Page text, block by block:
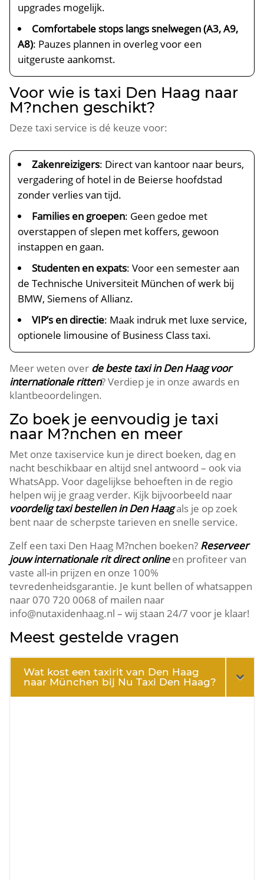
upgrades mogelijk.
Comfortabele stops langs snelwegen (A3, A9,
A8): Pauzes plannen in overleg voor een
uitgeruste aankomst.
Voor wie is taxi Den Haag naar
M?nchen geschikt?
Deze taxi service is dé keuze voor:
Zakenreizigers: Direct van kantoor naar beurs,
vergadering of hotel in de Beierse hoofdstad
zonder verlies van tijd.
Families en groepen: Geen gedoe met
overstappen of slepen met koffers, gewoon
instappen en gaan.
Studenten en expats: Voor een semester aan
de Technische Universiteit München of werk bij
BMW, Siemens of Allianz.
VIP’s en directie: Maak indruk met luxe service,
optionele limousine of Business Class taxi.
Meer weten over de beste taxi in Den Haag voor
internationale ritten? Verdiep je in onze awards en
klantbeoordelingen.
Zo boek je eenvoudig je taxi
naar M?nchen en meer
Met onze taxiservice kun je direct boeken, dag en
nacht beschikbaar en altijd snel antwoord – ook via
WhatsApp. Voor dagelijkse behoeften in de regio
helpen wij je graag verder. Kijk bijvoorbeeld naar
voordelig taxi bestellen in Den Haagals je op zoek
bent naar de scherpste tarieven en snelle service.
Zelf een taxi Den Haag M?nchen boeken? Reserveer
jouw internationale rit direct onlineen profiteer van
vaste all-in prijzen en onze 100%
tevredenheidsgarantie. Je kunt bellen of whatsappen
naar 070 720 0068 of mailen naar
info@nutaxidenhaag.nl – wij staan 24/7 voor je klaar!
Meest gestelde vragen
Wat kost een taxirit van Den Haag
naar München bij Nu Taxi Den Haag?